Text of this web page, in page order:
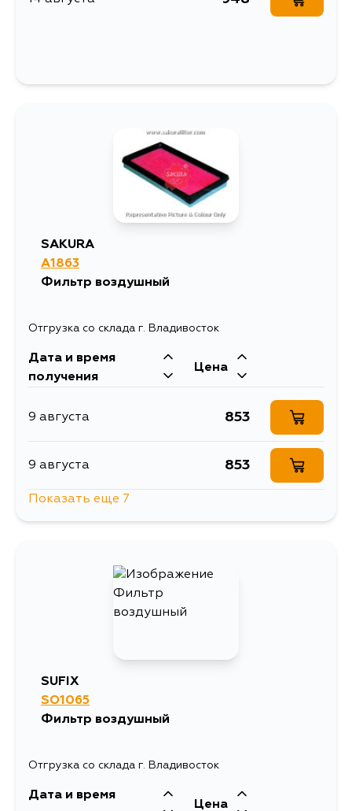
SAKURA
A1863
Фильтр воздушный
Отгрузка со склада г. Владивосток
Дата и время
получения
Цена
9 августа 853
9 августа 853
1809
14 августа
15 августа 853
Показать еще 7
SUFIX
SO1065
Фильтр воздушный
Отгрузка со склада г. Владивосток
Дата и время
Цена